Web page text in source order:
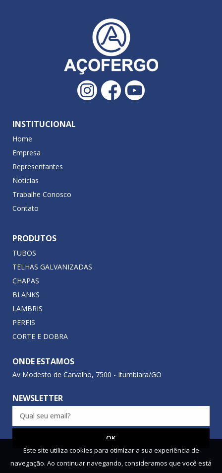
INSTITUCIONAL
Home
Empresa
Representantes
Notícias
Trabalhe Conosco
Contato
PRODUTOS
TUBOS
TELHAS GALVANIZADAS
CHAPAS
BLANKS
LAMBRIS
PERFIS
CORTE E DOBRA
ONDE ESTAMOS
Av Modesto de Carvalho, 7500 - Itumbiara/GO
NEWSLETTER
Este site utiliza cookies para otimizar a sua experiência de
navegação. Ao continuar navegando, consideramos que você está